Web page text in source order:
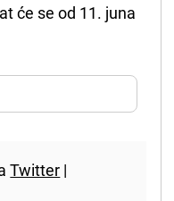
će se od 11. juna
Twitter |